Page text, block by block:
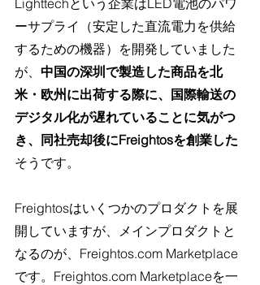
ーサプライ（安定した直流電力を供給
するための機器）を開発していました
が、 中国の深圳で製造した商品を北
米・欧州に出荷する際に、国際輸送の
デジタル化が遅れていることに気がつ
き、同社売却後にFreightosを創業した
そうです。
Freightosはいくつかのプロダクトを展
開していますが、メインプロダクトと
なるのが、Freightos.com Marketplace
です。Freightos.com Marketplaceを一